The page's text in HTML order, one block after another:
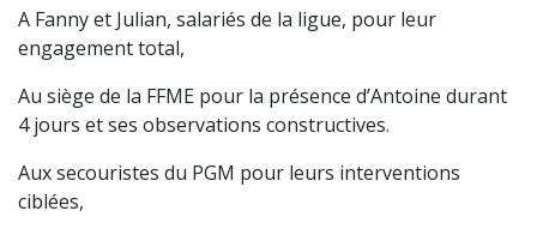
A Fanny et Julian, salariés de la ligue, pour leur
engagement total,
Au siège de la FFME pour la présence d’Antoine durant
4 jours et ses observations constructives.
Aux secouristes du PGM pour leurs interventions
ciblées,